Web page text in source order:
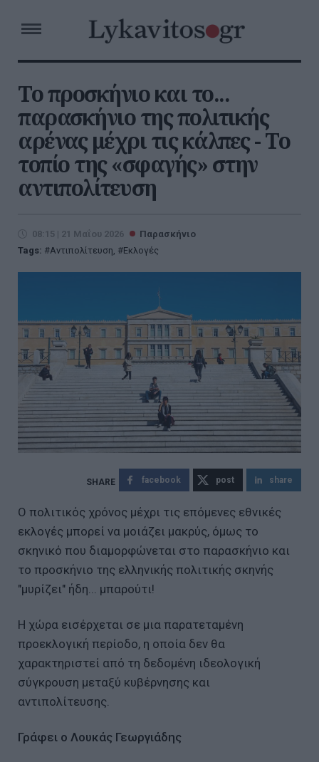
Το προσκήνιο και το...
παρασκήνιο της πολιτικής
αρένας μέχρι τις κάλπες - Το
τοπίο της «σφαγής» στην
αντιπολίτευση
08:15 | 21 Μαΐου 2026
Παρασκήνιο
Tags:
Αντιπολίτευση, Εκλογές
facebook post share
Ο πολιτικός χρόνος μέχρι τις επόμενες εθνικές
εκλογές μπορεί να μοιάζει μακρύς, όμως το
σκηνικό που διαμορφώνεται στο παρασκήνιο και
το προσκήνιο της ελληνικής πολιτικής σκηνής
"μυρίζει" ήδη... μπαρούτι!
Η χώρα εισέρχεται σε μια παρατεταμένη
προεκλογική περίοδο, η οποία δεν θα
χαρακτηριστεί από τη δεδομένη ιδεολογική
σύγκρουση μεταξύ κυβέρνησης και
αντιπολίτευσης.
Γράφει ο Λουκάς Γεωργιάδης